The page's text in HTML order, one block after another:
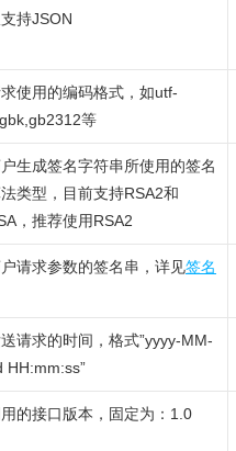
持JSON
使用的编码格式，如utf-
等
生成签名字符串所使用的签名
类型，目前支持RSA2和
，推荐使用RSA2
请求参数的签名串，详见签名
请求的时间，格式”yyyy-MM-
HH:mm:ss”
的接口版本，固定为：1.0